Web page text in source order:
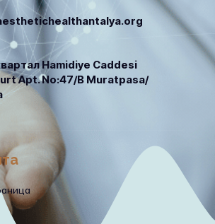
Hamidiye Caddesi
Apt. No:47/B Muratpasa/